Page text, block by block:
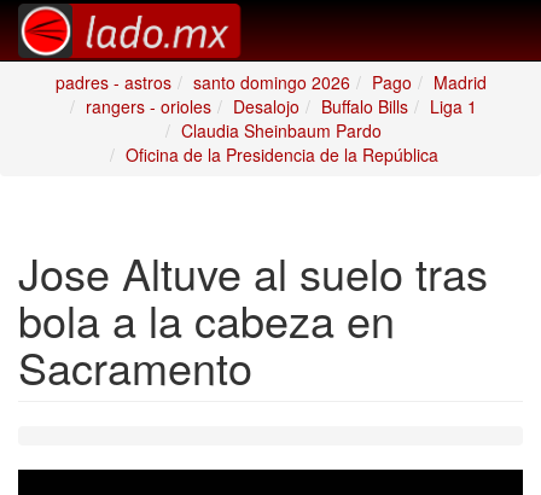
padres - astros santo domingo 2026 Pago
Madrid
rangers - orioles
Desalojo Buffalo Bills
Liga 1
Claudia Sheinbaum Pardo
Oficina de la Presidencia de la República
Jose Altuve al suelo tras
bola a la cabeza en
Sacramento